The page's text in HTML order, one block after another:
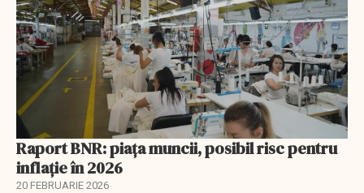
Raport BNR: piața muncii, posibil risc pentru
inflație în 2026
20 FEBRUARIE 2026